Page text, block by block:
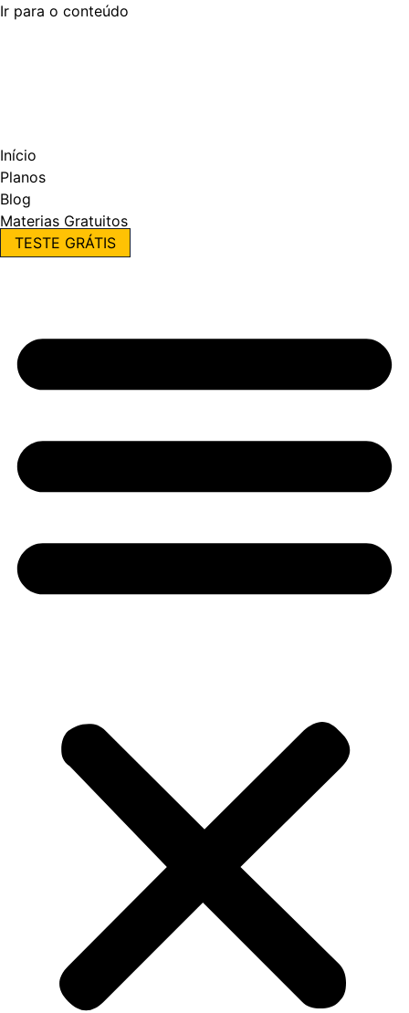
Ir para o conteúdo
Início
Planos
Blog
Materias Gratuitos
TESTE GRÁTIS